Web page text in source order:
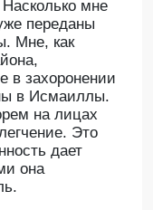
мне
переданы
Мне, как
в захоронении
в Исмаиллы.
на лицах
Это
дает
она